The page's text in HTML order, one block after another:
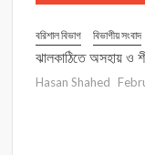
বরিশাল বিভাগ বিভাগীয় সংবাদ
ঝালকাঠিতে অসহায় ও
Hasan Shahed